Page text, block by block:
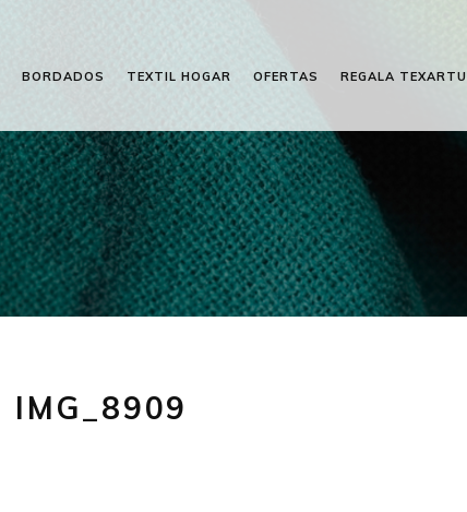
BORDADOS TEXTIL HOGAR OFERTAS REGALA TEXARTU
IMG_8909